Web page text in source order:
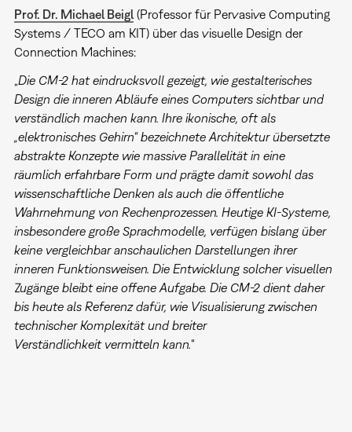
Prof. Dr. Michael Beigl(Professor für Pervasive Computing
Systems / TECO am KIT) über das visuelle Design der
Connection Machines:
„Die CM-2 hat eindrucksvoll gezeigt, wie gestalterisches
Design die inneren Abläufe eines Computers sichtbar und
verständlich machen kann. Ihre ikonische, oft als
„elektronisches Gehirn“ bezeichnete Architektur übersetzte
abstrakte Konzepte wie massive Parallelität in eine
räumlich erfahrbare Form und prägte damit sowohl das
wissenschaftliche Denken als auch die öffentliche
Wahrnehmung von Rechenprozessen. Heutige KI-Systeme,
insbesondere große Sprachmodelle, verfügen bislang über
keine vergleichbar anschaulichen Darstellungen ihrer
inneren Funktionsweisen. Die Entwicklung solcher visuellen
Zugänge bleibt eine offene Aufgabe. Die CM-2 dient daher
bis heute als Referenz dafür, wie Visualisierung zwischen
technischer Komplexität und breiter
Verständlichkeit vermitteln kann.“